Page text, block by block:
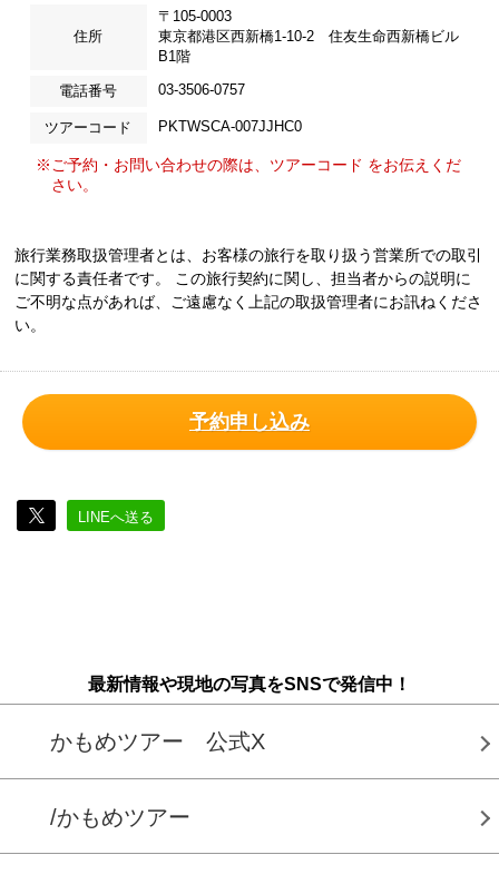
住所
〒105-0003
東京都港区西新橋1-10-2 住友生命西新橋ビル
B1階
電話番号 03-3506-0757
ツアーコード PKTWSCA-007JJHC0
※ご予約・お問い合わせの際は、ツアーコード をお伝えくだ
さい。
旅行業務取扱管理者とは、お客様の旅行を取り扱う営業所での取引
に関する責任者です。 この旅行契約に関し、担当者からの説明に
ご不明な点があれば、ご遠慮なく上記の取扱管理者にお訊ねくださ
い。
予約申し込み
LINEへ送る
最新情報や現地の写真をSNSで発信中！
かもめツアー 公式X
/かもめツアー